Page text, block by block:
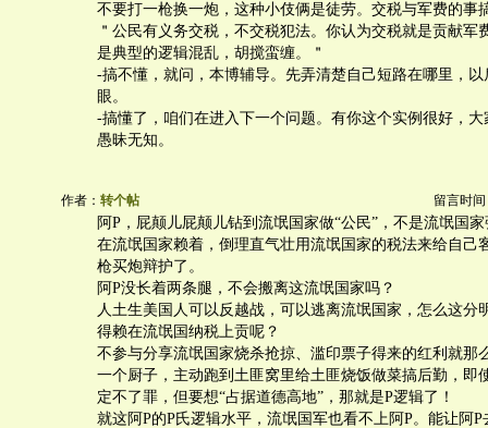
不要打一枪换一炮，这种小伎俩是徒劳。交税与军费的事
＂公民有义务交税，不交税犯法。你认为交税就是贡献军
是典型的逻辑混乱，胡搅蛮缠。＂
-搞不懂，就问，本博辅导。先弄清楚自己短路在哪里，
眼。
-搞懂了，咱们在进入下一个问题。有你这个实例很好，
愚昧无知。
作者： 转个帖 留言时间
阿P，屁颠儿屁颠儿钻到流氓国家做“公民”，不是流氓国
在流氓国家赖着，倒理直气壮用流氓国家的税法来给自己
枪买炮辩护了。
阿P没长着两条腿，不会搬离这流氓国家吗？
人土生美国人可以反越战，可以逃离流氓国家，怎么这分
得赖在流氓国纳税上贡呢？
不参与分享流氓国家烧杀抢掠、滥印票子得来的红利就那
一个厨子，主动跑到土匪窝里给土匪烧饭做菜搞后勤，即
定不了罪，但要想“占据道德高地”，那就是P逻辑了！
就这阿P的P氏逻辑水平，流氓国军也看不上阿P。能让阿